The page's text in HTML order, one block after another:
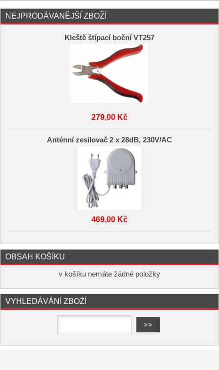
NEJPRODÁVANĚJŠÍ ZBOŽÍ
Kleště štípací boční VT257
279,00 Kč
Anténní zesilovač 2 x 28dB, 230V/AC
469,00 Kč
OBSAH KOŠÍKU
v košíku nemáte žádné položky
VYHLEDÁVÁNÍ ZBOŽÍ